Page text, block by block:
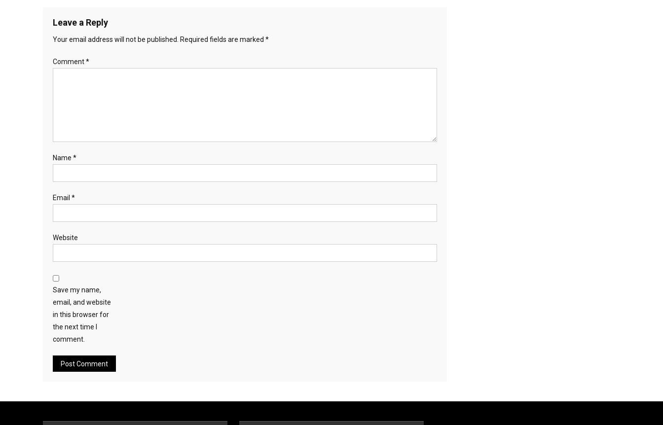
Leave a Reply
Your email address will not be published. Required fields are marked *
Comment*
Name *
Email *
Website
Save my name,
email, and website
in this browser for
the next time I
comment.